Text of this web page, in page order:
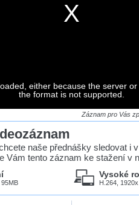
záznamů
pro stahování,
either because the server
the format is not supported.
Záznam pro Vás
naše přednášky sledovat i
Vám tento záznam ke stažení v
Vysoké
H.264,